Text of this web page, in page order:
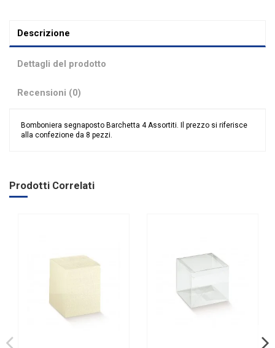
Descrizione
Dettagli del prodotto
Recensioni (0)
Bomboniera segnaposto Barchetta 4 Assortiti. Il prezzo si riferisce
alla confezione da 8 pezzi.
Riordinabile
Prodotti Correlati